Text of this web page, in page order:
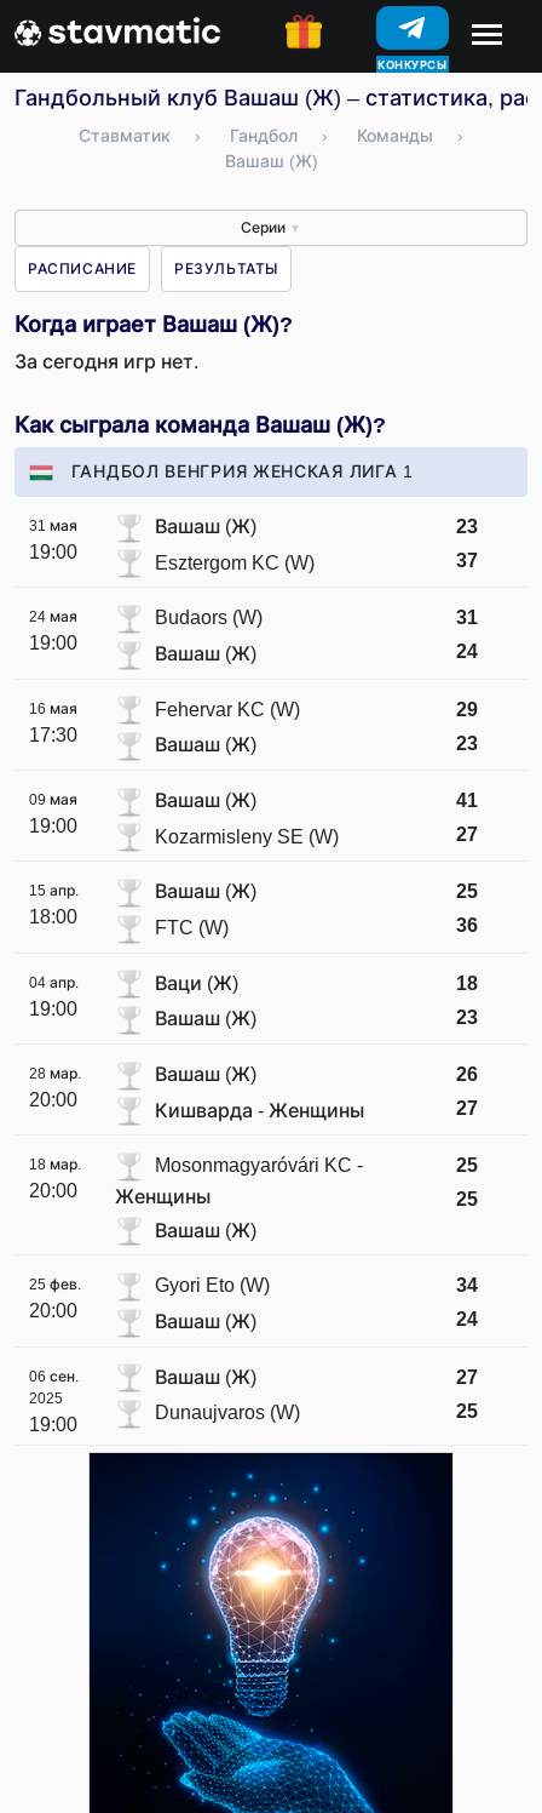
КОНКУРСЫ
Гандбольный клуб Вашаш (Ж) – статистика,
Ставматик › Гандбол › Команды
›
Вашаш (Ж)
Серии ▼
РАСПИСАНИЕ РЕЗУЛЬТАТЫ
Когда играет Вашаш (Ж)?
За сегодня игр нет.
Как сыграла команда Вашаш (Ж)?
ГАНДБОЛ ВЕНГРИЯ ЖЕНСКАЯ ЛИГА 1
31 мая
19:00
Вашаш (Ж)
Esztergom KC (W)
23
37
24 мая
19:00
Budaors (W)
Вашаш (Ж)
31
24
16 мая
17:30
Fehervar KC (W)
Вашаш (Ж)
29
23
09 мая
19:00
Вашаш (Ж)
Kozarmisleny SE (W)
41
27
15 апр.
18:00
Вашаш (Ж)
FTC (W)
25
36
04 апр.
19:00
Ваци (Ж)
Вашаш (Ж)
18
23
28 мар.
20:00
Вашаш (Ж)
Кишварда - Женщины
26
27
18 мар.
20:00
Mosonmagyaróvári KC -
Женщины
Вашаш (Ж)
25
25
25 фев.
20:00
Gyori Eto (W)
Вашаш (Ж)
34
24
06 сен.
2025
19:00
Вашаш (Ж)
Dunaujvaros (W)
27
25